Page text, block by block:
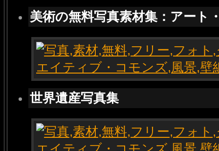
美術の無料写真素材集：アート
世界遺産写真集